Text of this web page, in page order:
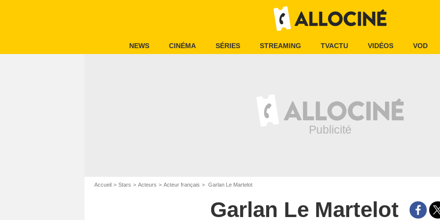
NEWS CINÉMA SÉRIES STREAMING TVACTU VIDÉOS VOD
Accueil Stars Acteurs Acteur français Garlan Le Martelot
Garlan Le Martelot